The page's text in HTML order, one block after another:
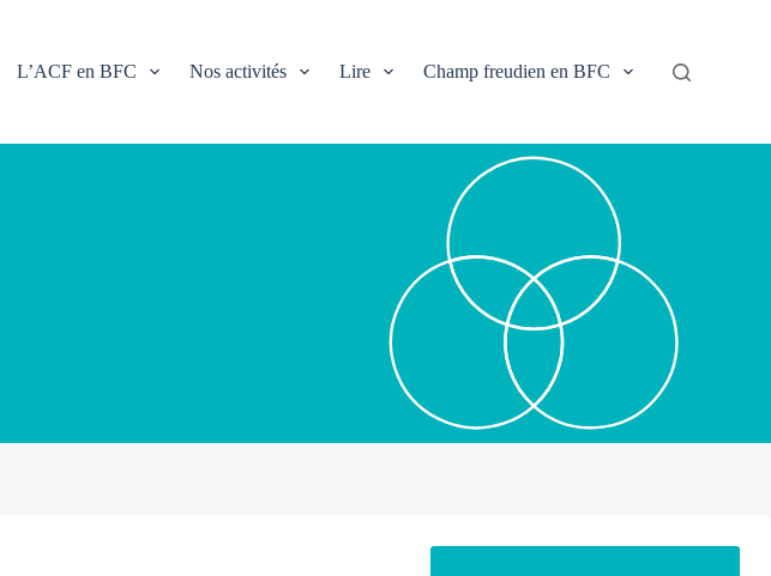
L’ACF en BFC Nos activités Lire Champ freudien en BFC